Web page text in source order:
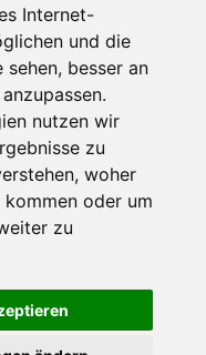
Internet-
und die
sehen, besser an
nutzen wir
zu
woher
kommen oder um
zu
Baum! Mehr lesen
In den Warenkorb